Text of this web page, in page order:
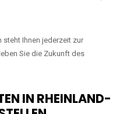
steht Ihnen jederzeit zur
Sie die Zukunft des
IN RHEINLAND-